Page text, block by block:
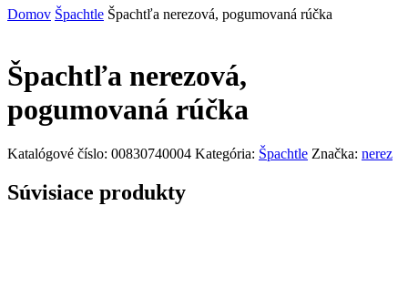
Domov Špachtle Špachtľa nerezová, pogumovaná rúčka
Špachtľa nerezová,
pogumovaná rúčka
Katalógové číslo: 00830740004 Kategória: Špachtle Značka: nerez
Súvisiace produkty